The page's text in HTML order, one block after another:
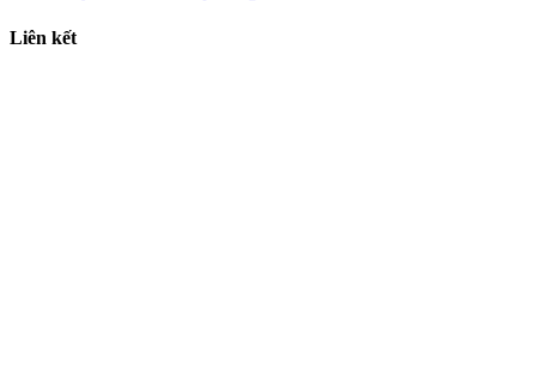
Liên kết